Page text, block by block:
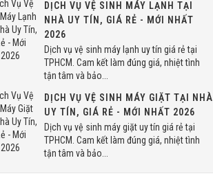
DỊCH VỤ VỆ SINH MÁY LẠNH TẠI
NHÀ UY TÍN, GIÁ RẺ - MỚI NHẤT
2026
Dịch vụ vệ sinh máy lạnh uy tín giá rẻ tại
TPHCM. Cam kết làm đúng giá, nhiệt tình
tận tâm và bảo...
DỊCH VỤ VỆ SINH MÁY GIẶT TẠI NHÀ
UY TÍN, GIÁ RẺ - MỚI NHẤT 2026
Dịch vụ vệ sinh máy giặt uy tín giá rẻ tại
TPHCM. Cam kết làm đúng giá, nhiệt tình
tận tâm và bảo...